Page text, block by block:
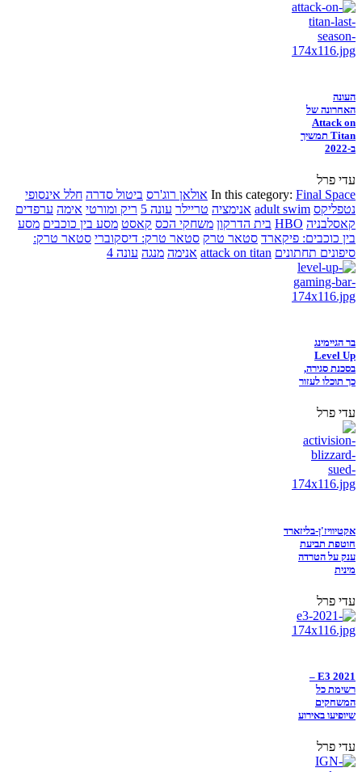
העונה
האחרונה של
Attack on
Titan תמשיך
ב-2022
עדי פרל
In this category: Final Space אולאן רוג'רס ביטול סדרה חלל אינסופי
נטפליקס adult swim אנימציה טריילר עונה 5 ריק ומורטי אימה ערפדים
קאסלבניה HBO בית הדרקון משחקי הכס קאסט מסע בין כוכבים מסע
בין כוכבים: פיקארד סטאר טרק סטאר טרק: דיסקוברי סטאר טרק:
סיפונים תחתונים attack on titan אנימה מנגה עונה 4
בר הגיימינג
Level Up
בסכנת סגירה,
כך תוכלו לעזור
עדי פרל
אקטיוויז'ן-בליזארד
חוטפת תביעת
ענק על הטרדה
מינית
עדי פרל
E3 2021 –
רשימת כל
המשחקים
שיופיעו באירוע
עדי פרל